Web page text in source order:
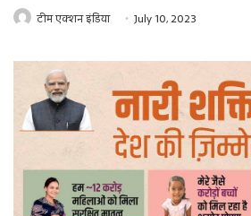
टीम एक्शन इंडिया July 10, 2023